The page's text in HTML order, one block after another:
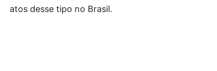
atos desse tipo no Brasil.